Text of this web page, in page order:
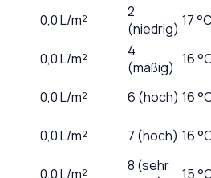
0,0L/m²
2
(niedrig) 17
0,0L/m²
4
(mäßig) 16
0,0L/m² 6 (hoch) 16
0,0L/m² 7 (hoch) 16
0,0L/m²
8 (sehr
15